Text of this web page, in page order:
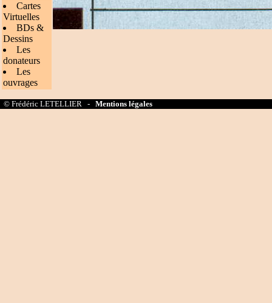
Cartes
Virtuelles
BDs &
Dessins
Les
donateurs
Les
ouvrages
© Frédéric LETELLIER - Mentions légales